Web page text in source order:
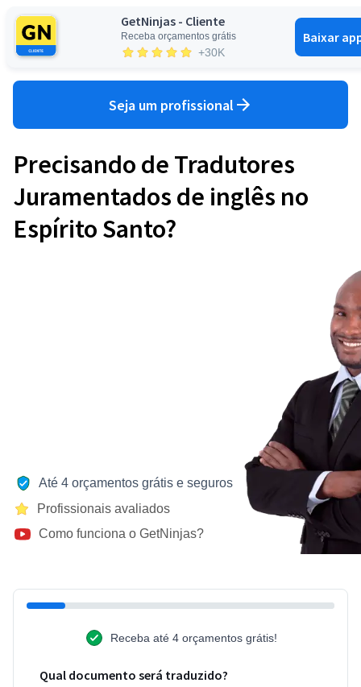
GetNinjas - Cliente
Receba orçamentos grátis
+30K
Baixar
Seja um profissional
Precisando de Tradutores
Juramentados de inglês no
Espírito Santo?
Até 4 orçamentos grátis e seguros
Profissionais avaliados
Como funciona o GetNinjas?
Receba até 4 orçamentos grátis!
Qual documento será traduzido?